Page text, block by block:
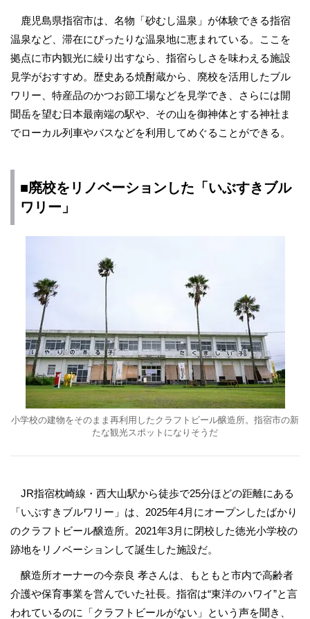
鹿児島県指宿市は、名物「砂むし温泉」が体験できる指宿
温泉など、滞在にぴったりな温泉地に恵まれている。ここを
拠点に市内観光に繰り出すなら、指宿らしさを味わえる施設
見学がおすすめ。歴史ある焼酎蔵から、廃校を活用したブル
ワリー、特産品のかつお節工場などを見学でき、さらには開
聞岳を望む日本最南端の駅や、その山を御神体とする神社ま
でローカル列車やバスなどを利用してめぐることができる。
■廃校をリノベーションした「いぶすきブル
ワリー」
小学校の建物をそのまま再利用したクラフトビール醸造所。指宿市の新
たな観光スポットになりそうだ
JR指宿枕崎線・西大山駅から徒歩で25分ほどの距離にある
「いぶすきブルワリー」は、2025年4月にオープンしたばかり
のクラフトビール醸造所。2021年3月に閉校した徳光小学校の
跡地をリノベーションして誕生した施設だ。
醸造所オーナーの今奈良 孝さんは、もともと市内で高齢者
介護や保育事業を営んでいた社長。指宿は“東洋のハワイ”と言
われているのに「クラフトビールがない」という声を聞き、